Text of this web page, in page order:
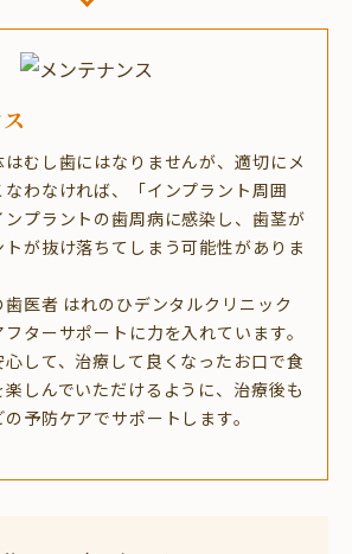
むし歯にはなりませんが、適切にメ
わなければ、「インプラント周囲
プラントの歯周病に感染し、歯茎が
が抜け落ちてしまう可能性がありま
医者 はれのひデンタルクリニック
ターサポートに力を入れています。
して、治療して良くなったお口で食
しんでいただけるように、治療後も
予防ケアでサポートします。